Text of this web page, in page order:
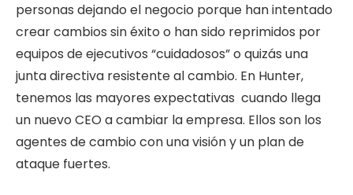
personas dejando el negocio porque han intentado
crear cambios sin éxito o han sido reprimidos por
equipos de ejecutivos “cuidadosos” o quizás una
junta directiva resistente al cambio. En Hunter,
tenemos las mayores expectativas cuando llega
un nuevo CEO a cambiar la empresa. Ellos son los
agentes de cambio con una visión y un plan de
ataque fuertes.